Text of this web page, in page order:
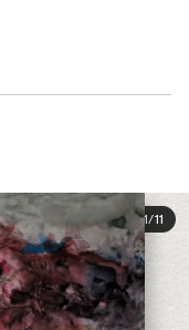
1/11